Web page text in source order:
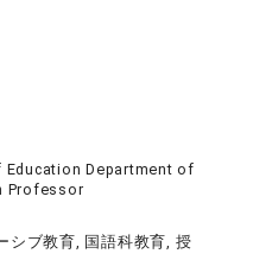
Education Department of
Professor
シブ教育, 国語科教育, 授